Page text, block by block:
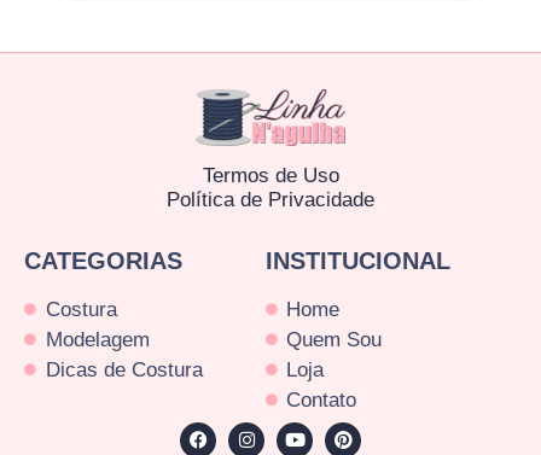
Termos de Uso
Política de Privacidade
CATEGORIAS
Costura
Modelagem
Dicas de Costura
INSTITUCIONAL
Home
Quem Sou
Loja
Contato